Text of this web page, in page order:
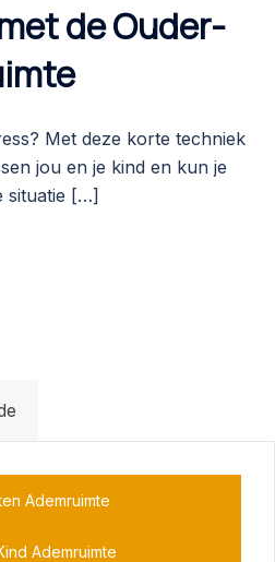
de Ouder-
Met deze korte techniek
jou en je kind en kun je
situatie […]
Ademruimte
Ademruimte